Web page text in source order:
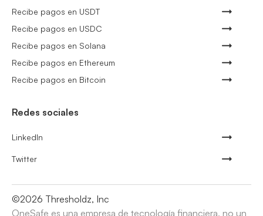
Recibe pagos en USDT
Recibe pagos en USDC
Recibe pagos en Solana
Recibe pagos en Ethereum
Recibe pagos en Bitcoin
Redes sociales
LinkedIn
Twitter
©2026 Thresholdz, Inc
OneSafe es una empresa de tecnología financiera, no un